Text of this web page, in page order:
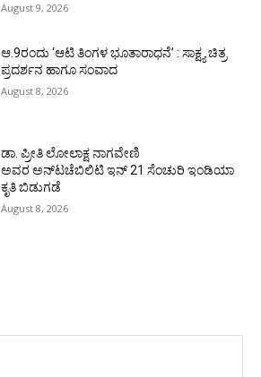
August 9, 2026
ಆ.9ರಂದು ‘ಆಟಿ ತಿಂಗಳ ಭೂತಾರಾಧನೆ’ : ಸಾಕ್ಷ್ಯ ಚಿತ್ರ
ಪ್ರದರ್ಶನ ಹಾಗೂ ಸಂವಾದ
August 8, 2026
ಡಾ. ಪ್ರೀತಿ ಲೋಲಾಕ್ಷ ನಾಗವೇಣಿ
ಅವರ ಅನ್‌ಟಚೆಬಿಲಿಟಿ ಇನ್ 21 ಸೆಂಚುರಿ ಇಂಡಿಯಾ
ಕೃತಿ ಬಿಡುಗಡೆ
August 8, 2026